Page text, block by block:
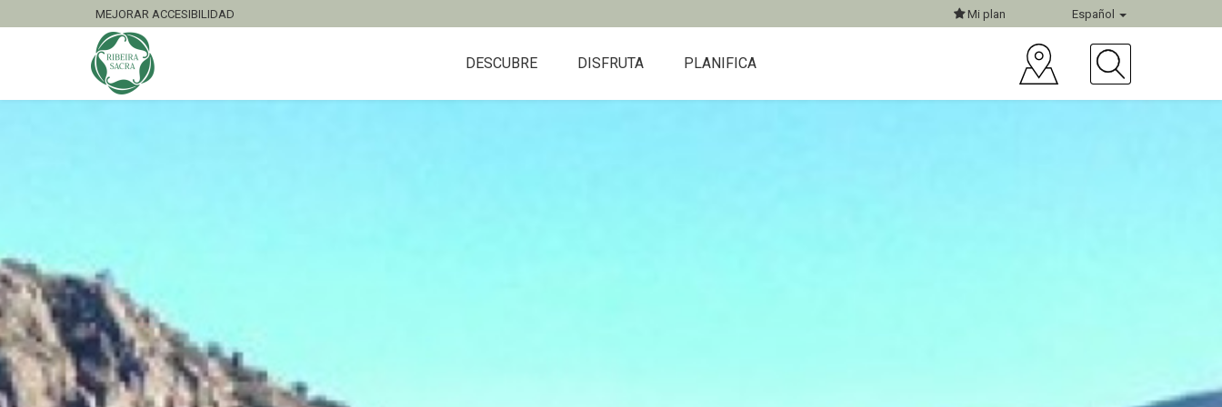
MEJORAR ACCESIBILIDAD Mi plan Español
DESCUBRE DISFRUTA PLANIFICA